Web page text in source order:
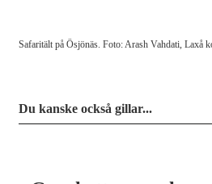
Safaritält på Ösjönäs. Foto: Arash Vahdati, Laxå
Du kanske också gillar...